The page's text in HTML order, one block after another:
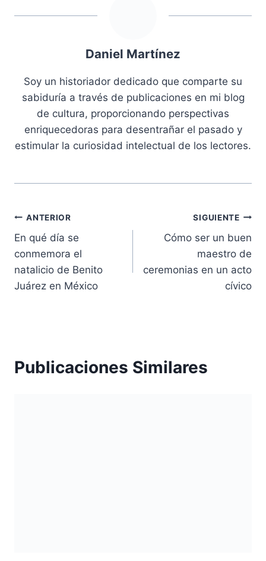
Daniel Martínez
Soy un historiador dedicado que comparte su
sabiduría a través de publicaciones en mi blog
de cultura, proporcionando perspectivas
enriquecedoras para desentrañar el pasado y
estimular la curiosidad intelectual de los lectores.
Navegación
de
entradas
ANTERIOR
En qué día se
conmemora el
natalicio de Benito
Juárez en México
SIGUIENTE
Cómo ser un buen
maestro de
ceremonias en un acto
cívico
Publicaciones Similares